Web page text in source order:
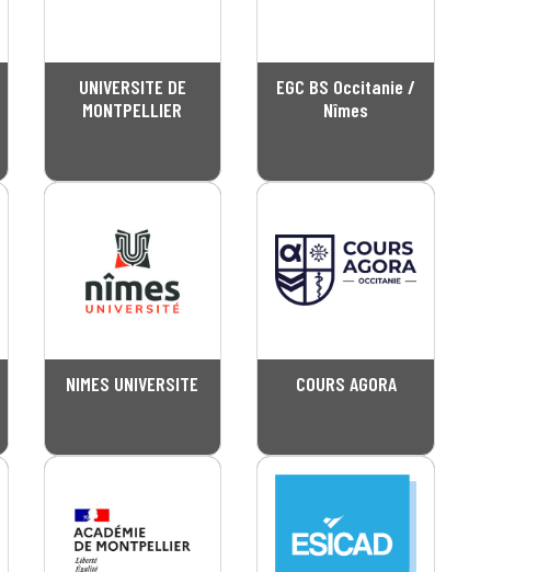
UNIVERSITE DE
MONTPELLIER
EGC BS Occitanie /
Nîmes
NIMES UNIVERSITE COURS AGORA